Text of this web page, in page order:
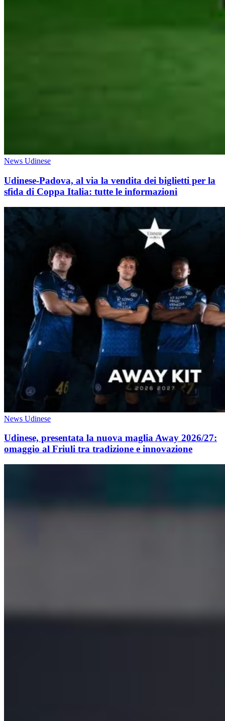
News Udinese
Udinese-Padova, al via la vendita dei biglietti per la
sfida di Coppa Italia: tutte le informazioni
News Udinese
Udinese, presentata la nuova maglia Away 2026/27:
omaggio al Friuli tra tradizione e innovazione